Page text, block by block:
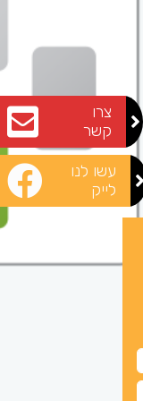
צרו
קשר
עשו לנו
לייק